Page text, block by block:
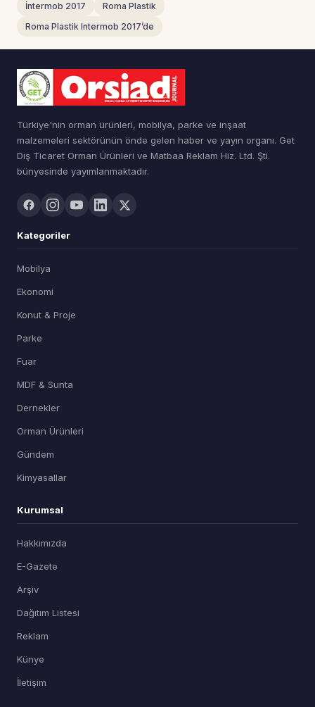
İntermob 2017
Roma Plastik
Roma Plastik Intermob 2017’de
Türkiye'nin orman ürünleri, mobilya, parke ve inşaat
malzemeleri sektörünün önde gelen haber ve yayın organı. Get
Dış Ticaret Orman Ürünleri ve Matbaa Reklam Hiz. Ltd. Şti.
bünyesinde yayımlanmaktadır.
Kategoriler
Mobilya
Ekonomi
Konut & Proje
Parke
Fuar
MDF & Sunta
Dernekler
Orman Ürünleri
Gündem
Kimyasallar
Kurumsal
Hakkımızda
E-Gazete
Arşiv
Dağıtım Listesi
Reklam
Künye
İletişim